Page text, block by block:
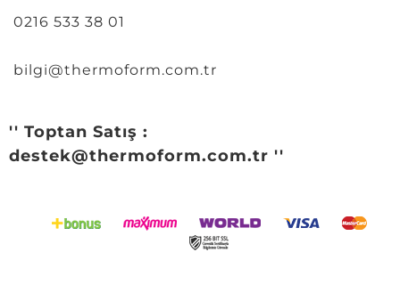
0216 533 38 01
bilgi@thermoform.com.tr
'' Toptan Satış :
destek@thermoform.com.tr ''